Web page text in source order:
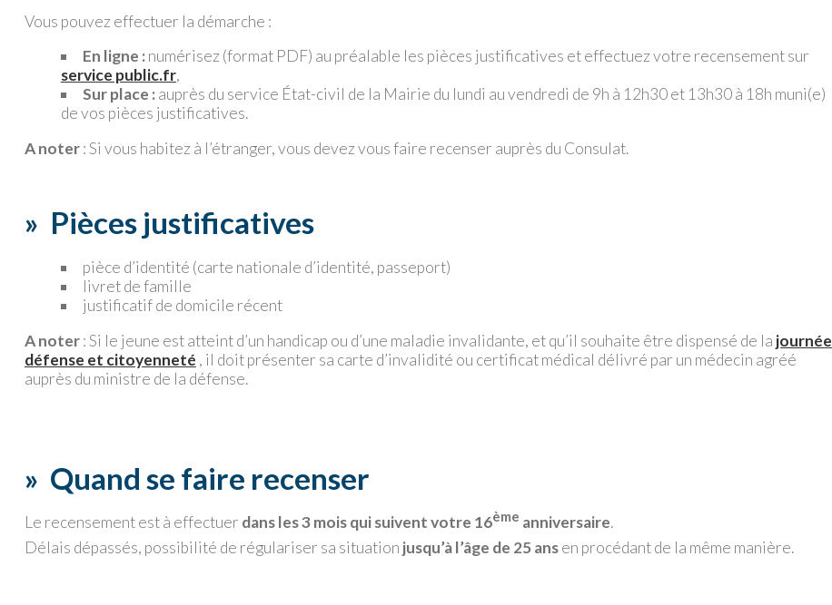
Vous pouvez effectuer la démarche :
En ligne :numérisez (format PDF) au préalable les pièces justificatives et effectuez votre recensement sur
service public.fr,
Sur place :auprès du service État-civil de la Mairie du lundi au vendredi de 9h à 12h30 et 13h30 à 18h muni(e)
de vos pièces justificatives.
A noter: Si vous habitez à l’étranger, vous devez vous faire recenser auprès du Consulat.
» Pièces justificatives
pièce d’identité (carte nationale d’identité, passeport)
livret de famille
justificatif de domicile récent
A noter: Si le jeune est atteint d’un handicap ou d’une maladie invalidante, et qu’il souhaite être dispensé de la journée
défense et citoyenneté , il doit présenter sa carte d’invalidité ou certificat médical délivré par un médecin agréé
auprès du ministre de la défense.
» Quand se faire recenser
Le recensement est à effectuer dans les 3 mois qui suivent votre 16ème anniversaire.
Délais dépassés, possibilité de régulariser sa situation jusqu’à l’âge de 25 ansen procédant de la même manière.